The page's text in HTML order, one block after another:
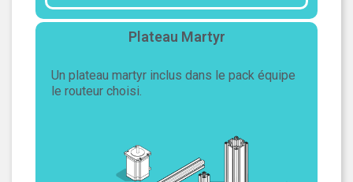
Plateau Martyr
Un plateau martyr inclus dans le pack équipe
le routeur choisi.